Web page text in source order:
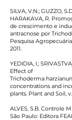
SILVA, V.N.; GUZZO,
HARAKAVA, R.
de crescimento e
antracnose por
Pesquisa Agropecuária
2011.
YEDIDIA, I.;
Effect of
Trichoderma
concentrations and
plants. Plant and Soil,
ALVES, S.B. Controle
São Paulo: Editora